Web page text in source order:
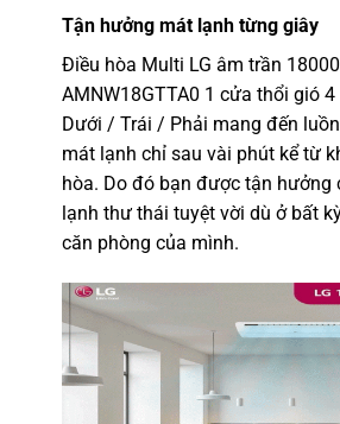
Tận hưởng mát lạnh từng giây
Điều hòa Multi LG âm trần
AMNW18GTTA0 1 cửa thổi gió
Dưới / Trái / Phải mang đến
mát lạnh chỉ sau vài phút kể từ
hòa. Do đó bạn được tận hưởng
lạnh thư thái tuyệt vời dù ở bất
căn phòng của mình.